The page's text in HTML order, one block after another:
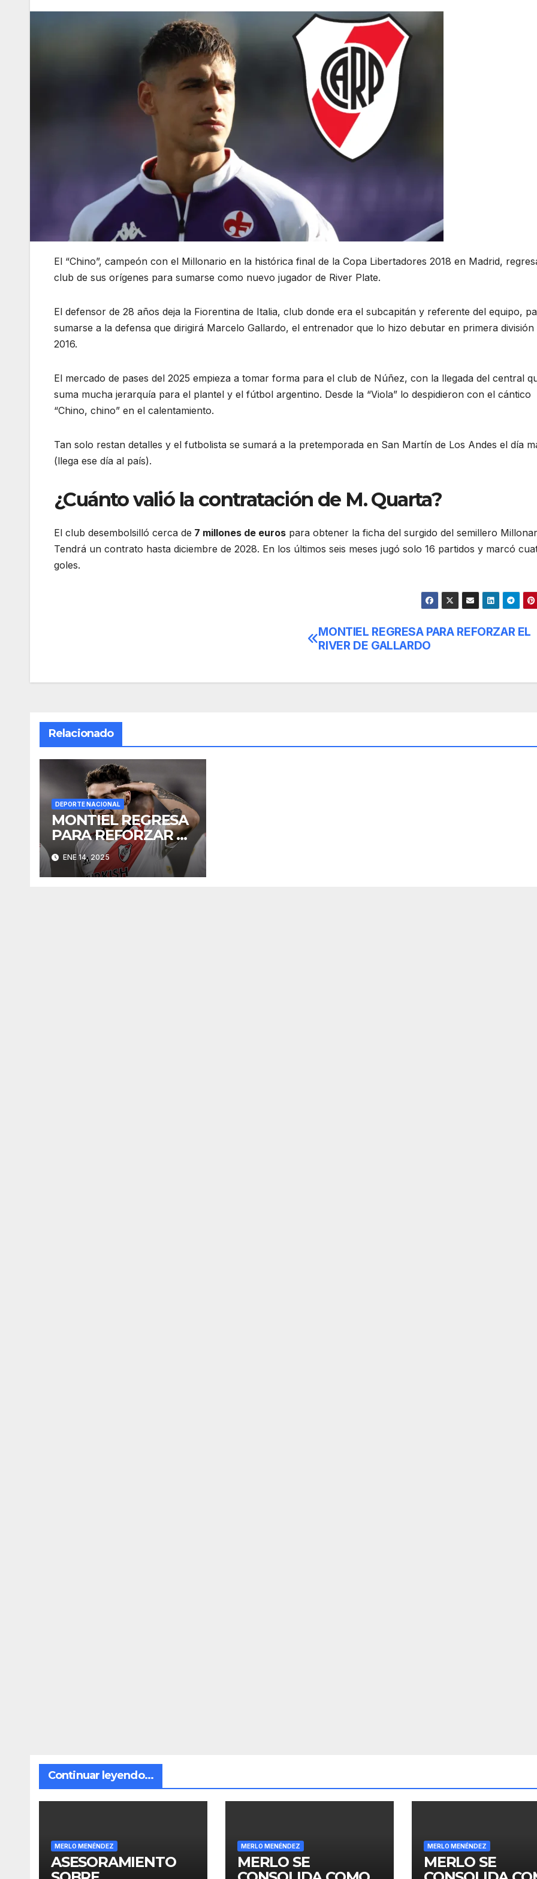
El “Chino”, campeón con el Millonario en la histórica final de la Copa Libertadores 2018 en Madrid,
club de sus orígenes para sumarse como nuevo jugador de River Plate.
El defensor de 28 años deja la Fiorentina de Italia, club donde era el subcapitán y referente del equipo,
sumarse a la defensa que dirigirá Marcelo Gallardo, el entrenador que lo hizo debutar en primera división
2016.
El mercado de pases del 2025 empieza a tomar forma para el club de Núñez, con la llegada del central
suma mucha jerarquía para el plantel y el fútbol argentino. Desde la “Viola” lo despidieron con el cántico
“Chino, chino” en el calentamiento.
Tan solo restan detalles y el futbolista se sumará a la pretemporada en San Martín de Los Andes el día
(llega ese día al país).
¿Cuánto valió la contratación de M. Quarta?
El club desembolsilló cerca de 7 millones de euros para obtener la ficha del surgido del semillero
Tendrá un contrato hasta diciembre de 2028. En los últimos seis meses jugó solo 16 partidos y marcó
goles.
entradas
MONTIEL REGRESA PARA REFORZAR EL
RIVER DE GALLARDO
Relacionado
DEPORTE NACIONAL
MONTIEL REGRESA
PARA REFORZAR EL
RIVER DE
GALLARDO
ENE 14, 2025
Continuar leyendo...
MERLO MENÉNDEZ
ASESORAMIENTO
MERLO MENÉNDEZ
MERLO SE
MERLO MENÉNDEZ
MERLO SE